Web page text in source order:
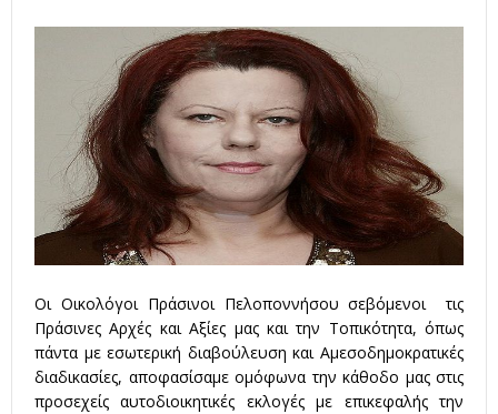
Οι Οικολόγοι Πράσινοι Πελοποννήσου σεβόμενοι τις
Πράσινες Αρχές και Αξίες μας και την Τοπικότητα, όπως
πάντα με εσωτερική διαβούλευση και Αμεσοδημοκρατικές
διαδικασίες, αποφασίσαμε ομόφωνα την κάθοδο μας στις
προσεχείς αυτοδιοικητικές εκλογές με επικεφαλής την